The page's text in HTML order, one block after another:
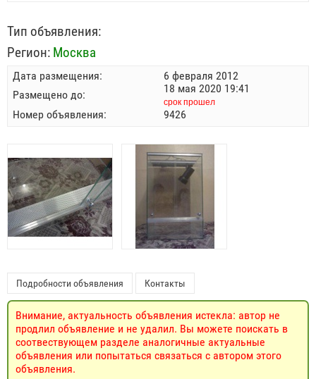
Тип объявления:
Регион: Москва
Дата размещения:
6 февраля 2012
Размещено до:
18 мая 2020 19:41
срок прошел
Номер объявления: 9426
Подробности объявления Контакты
Внимание, актуальность объявления истекла: автор не
продлил объявление и не удалил. Вы можете поискать в
соотвествующем разделе аналогичные актуальные
объявления или попытаться связаться с автором этого
объявления.